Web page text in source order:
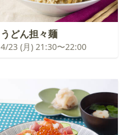
うどん担々麺
4/23 (月) 21:30〜22:00